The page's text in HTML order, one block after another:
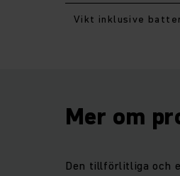
Vikt inklusive
Mer om
Den tillförlitliga och